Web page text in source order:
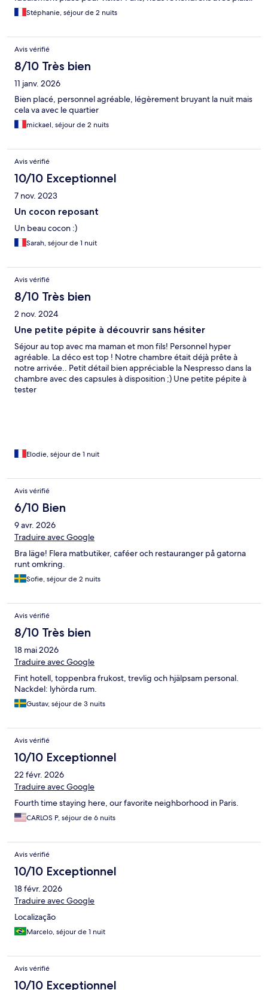
!
Stéphanie, séjour de 2 nuits
Avis vérifié
8/10 Très bien
11 janv. 2026
Bien placé, personnel agréable, légèrement bruyant la nuit mais
cela va avec le quartier
mickael, séjour de 2 nuits
Avis vérifié
10/10 Exceptionnel
7 nov. 2023
Un cocon reposant
Un beau cocon :)
Sarah, séjour de 1 nuit
Avis vérifié
8/10 Très bien
2 nov. 2024
Une petite pépite à découvrir sans hésiter
Séjour au top avec ma maman et mon fils! Personnel hyper
agréable. La déco est top ! Notre chambre était déjà prête à
notre arrivée.. Petit détail bien appréciable la Nespresso dans la
chambre avec des capsules à disposition ;) Une petite pépite à
tester
Elodie, séjour de 1 nuit
Avis vérifié
6/10 Bien
9 avr. 2026
Traduire avec Google
Bra läge! Flera matbutiker, caféer och restauranger på gatorna
runt omkring.
Sofie, séjour de 2 nuits
Avis vérifié
8/10 Très bien
18 mai 2026
Traduire avec Google
Fint hotell, toppenbra frukost, trevlig och hjälpsam personal.
Nackdel: lyhörda rum.
Gustav, séjour de 3 nuits
Avis vérifié
10/10 Exceptionnel
22 févr. 2026
Traduire avec Google
Fourth time staying here, our favorite neighborhood in Paris.
CARLOS P, séjour de 6 nuits
Avis vérifié
10/10 Exceptionnel
18 févr. 2026
Traduire avec Google
Localização
Marcelo, séjour de 1 nuit
Avis vérifié
10/10 Exceptionnel